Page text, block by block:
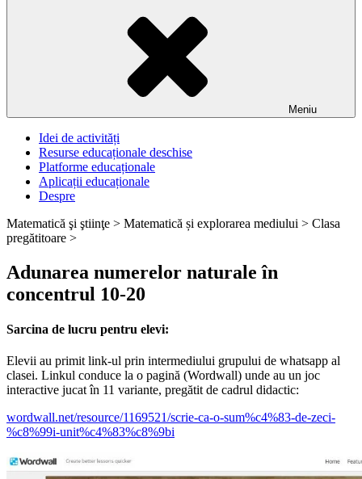
Meniu
Idei de activități
Resurse educaționale deschise
Platforme educaționale
Aplicații educaționale
Despre
Matematică şi ştiinţe > Matematică și explorarea mediului > Clasa
pregătitoare >
Adunarea numerelor naturale în
concentrul 10-20
Sarcina de lucru pentru elevi:
Elevii au primit link-ul prin intermediului grupului de whatsapp al
clasei. Linkul conduce la o pagină (Wordwall) unde au un joc
interactive jucat în 11 variante, pregătit de cadrul didactic:
wordwall.net/resource/1169521/scrie-ca-o-sum%c4%83-de-zeci-
%c8%99i-unit%c4%83%c8%9bi